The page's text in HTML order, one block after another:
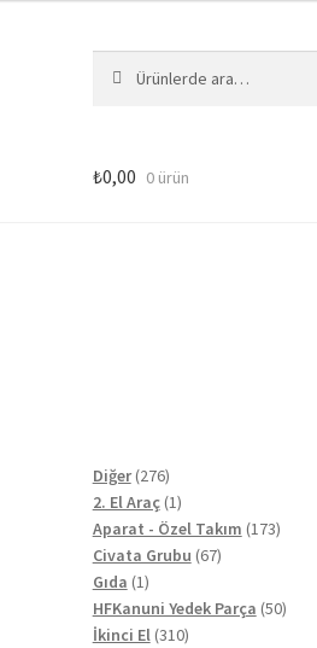
₺0,00 0 ürün
Diğer 276276
ürün
2. El Araç 11
ürün
Aparat - Özel Takım 173173
Civata Grubu 6767
Gıda 11
ürün
HFKanuni Yedek Parça 5050
İkinci El 310310